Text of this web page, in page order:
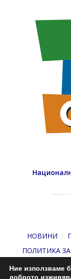
НОВИНИ
ПОЛИТИКА
Ние използваме